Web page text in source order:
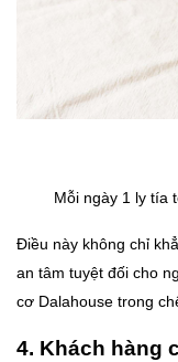
Mỗi ngày 1 ly tía
Điều này không chỉ
an tâm tuyệt đối cho
cơ Dalahouse trong
4. Khách hàng